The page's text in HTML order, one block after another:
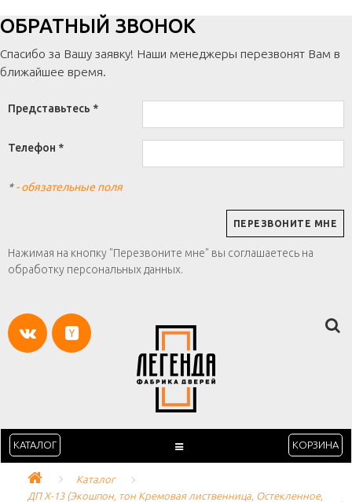
ОБРАТНЫЙ ЗВОНОК
Спасибо за Вашу заявку! Наши менеджеры перезвонят Вам в
ближайшее время.
Представьтесь *
Телефон *
*- обязательные поля
Нажимая на кнопку "Перезвоните мне" вы соглашаетесь на
обработку персональных данных.
КАТАЛОГ КОРЗИНА
Каталог
ДП Х-13 (Экошпон, тон Кремовая лиственница, Остекленное,